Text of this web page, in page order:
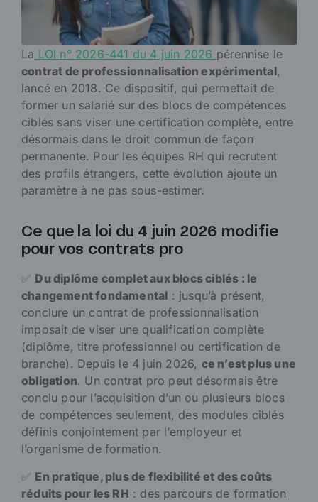
La LOI n° 2026-441 du 4 juin 2026 pérennise le
contrat de professionnalisation expérimental,
lancé en 2018. Ce dispositif, qui permettait de
former un salarié sur des blocs de compétences
ciblés sans viser une certification complète, entre
désormais dans le droit commun de façon
permanente. Pour les équipes RH qui recrutent
des profils étrangers, cette évolution ajoute un
paramètre à ne pas sous-estimer.
Ce que la loi du 4 juin 2026 modifie
pour vos contrats pro
✅ Du diplôme complet aux blocs ciblés : le
changement fondamental : jusqu’à présent,
conclure un contrat de professionnalisation
imposait de viser une qualification complète
(diplôme, titre professionnel ou certification de
branche). Depuis le 4 juin 2026, ce n’est plus une
obligation. Un contrat pro peut désormais être
conclu pour l’acquisition d’un ou plusieurs blocs
de compétences seulement, des modules ciblés
définis conjointement par l’employeur et
l’organisme de formation.
✅ En pratique, plus de flexibilité et des coûts
réduits pour les RH : des parcours de formation